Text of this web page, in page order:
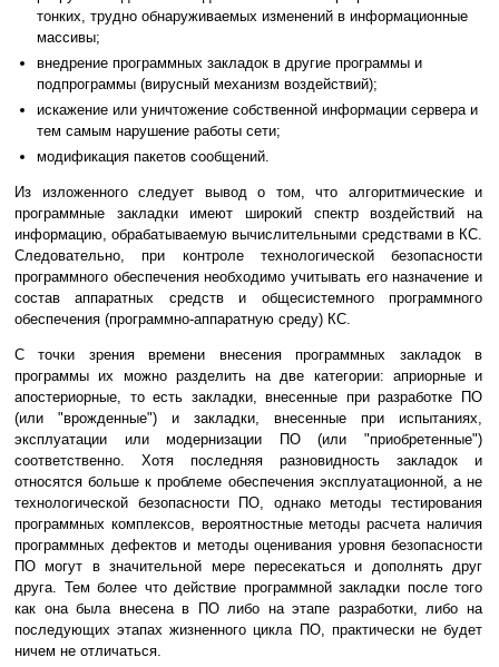
тонких, трудно обнаруживаемых изменений в информационные
массивы;
внедрение программных закладок в другие программы и
подпрограммы (вирусный механизм воздействий);
искажение или уничтожение собственной информации сервера и
тем самым нарушение работы сети;
модификация пакетов сообщений.
Из изложенного следует вывод о том, что алгоритмические и
программные закладки имеют широкий спектр воздействий на
информацию, обрабатываемую вычислительными средствами в КС.
Следовательно, при контроле технологической безопасности
программного обеспечения необходимо учитывать его назначение и
состав аппаратных средств и общесистемного программного
обеспечения (программно-аппаратную среду) КС.
С точки зрения времени внесения программных закладок в
программы их можно разделить на две категории: априорные и
апостериорные, то есть закладки, внесенные при разработке ПО
(или "врожденные") и закладки, внесенные при испытаниях,
эксплуатации или модернизации ПО (или "приобретенные")
соответственно. Хотя последняя разновидность закладок и
относятся больше к проблеме обеспечения эксплуатационной, а не
технологической безопасности ПО, однако методы тестирования
программных комплексов, вероятностные методы расчета наличия
программных дефектов и методы оценивания уровня безопасности
ПО могут в значительной мере пересекаться и дополнять друг
друга. Тем более что действие программной закладки после того
как она была внесена в ПО либо на этапе разработки, либо на
последующих этапах жизненного цикла ПО, практически не будет
ничем не отличаться.